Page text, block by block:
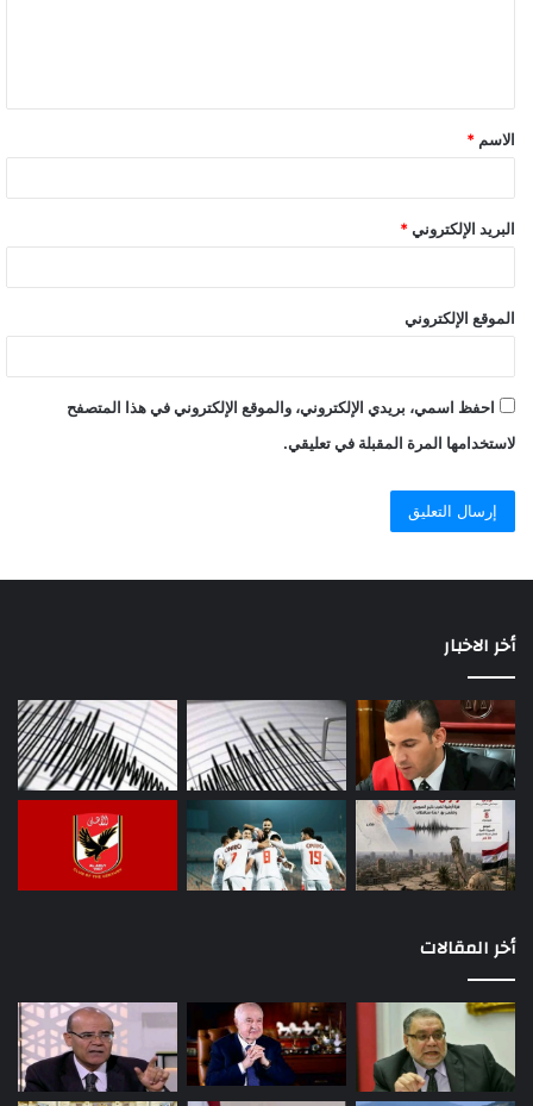
الاسم *
البريد الإلكتروني *
الموقع الإلكتروني
احفظ اسمي، بريدي الإلكتروني، والموقع الإلكتروني في هذا المتصفح
لاستخدامها المرة المقبلة في تعليقي.
أخر الاخبار
أخر المقالات